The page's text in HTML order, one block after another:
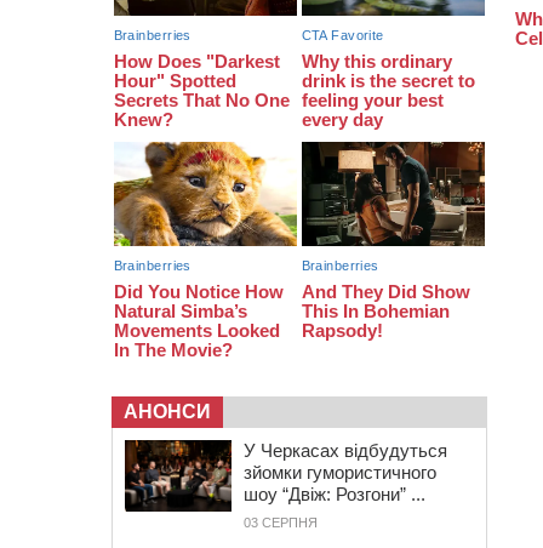
водовідведення з 2027 року
09:08 Встановити гойдалки, карусель і
закупити іграшки: у Черкасах
просять покращити умови в
АНОНСИ
У Черкасах відбудуться
зйомки гумористичного
шоу “Двіж: Розгони” ...
03 СЕРПНЯ